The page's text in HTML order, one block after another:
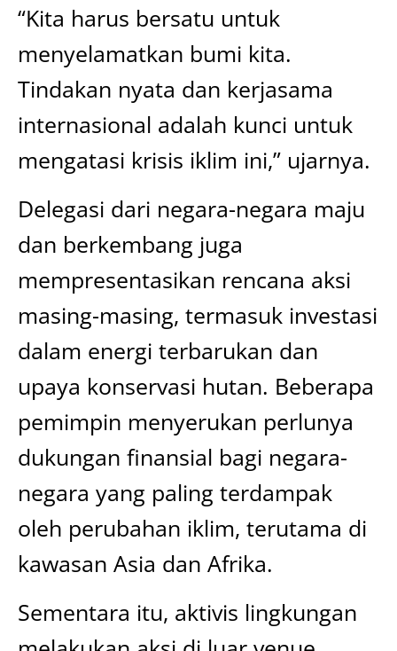
“Kita harus bersatu untuk
menyelamatkan bumi kita.
Tindakan nyata dan kerjasama
internasional adalah kunci untuk
mengatasi krisis iklim ini,” ujarnya.
Delegasi dari negara-negara maju
dan berkembang juga
mempresentasikan rencana aksi
masing-masing, termasuk investasi
dalam energi terbarukan dan
upaya konservasi hutan. Beberapa
pemimpin menyerukan perlunya
dukungan finansial bagi negara-
negara yang paling terdampak
oleh perubahan iklim, terutama di
kawasan Asia dan Afrika.
Sementara itu, aktivis lingkungan